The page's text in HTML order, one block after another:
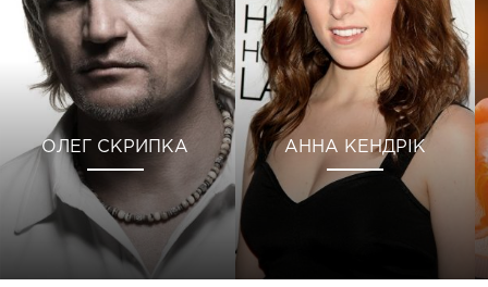
ОЛЕГ СКРИПКА АННА КЕНДРІК